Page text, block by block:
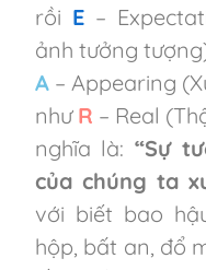
rồi E –
ảnh tưởng
A – Appearing
như R – Real
nghĩa là: “Sự
của chúng ta
với biết bao
hộp, bất an, đổ